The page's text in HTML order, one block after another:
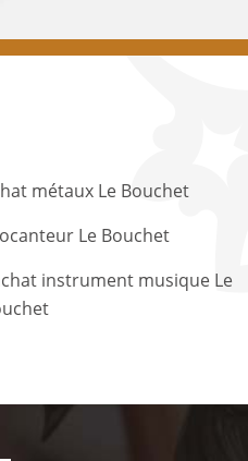
métaux Le Bouchet
Le Bouchet
instrument musique Le